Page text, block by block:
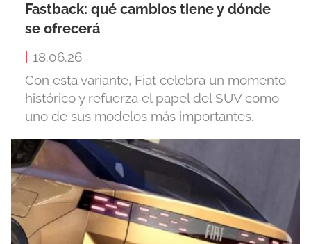
Fastback: qué cambios tiene y dónde
se ofrecerá
18.06.26
Con esta variante, Fiat celebra un momento
histórico y refuerza el papel del SUV como
uno de sus modelos más importantes.